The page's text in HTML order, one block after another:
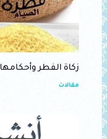
زكاة الفطر وأحكامها
مقالات